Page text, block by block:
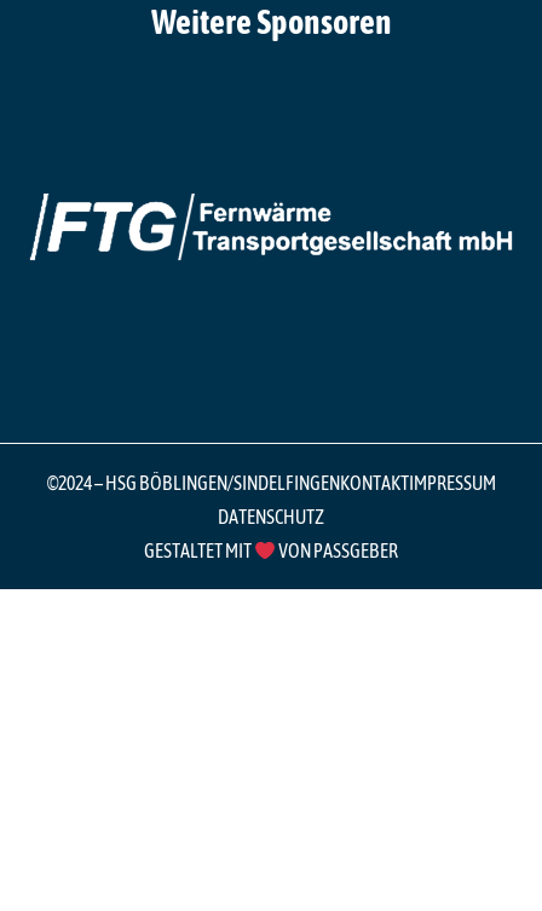
Weitere Sponsoren
©2024 – HSG BÖBLINGEN/SINDELFINGEN KONTAKTIMPRESSUM
DATENSCHUTZ
GESTALTET MIT
VON PASSGEBER